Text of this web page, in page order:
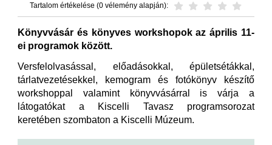
Tartalom értékelése (0 vélemény alapján):
Könyvvásár és könyves workshopok az április 11-
ei programok között.
Versfelolvasással, előadásokkal, épületsétákkal,
tárlatvezetésekkel, kemogram és fotókönyv készítő
workshoppal valamint könyvvásárral is várja a
látogatókat a Kiscelli Tavasz programsorozat
keretében szombaton a Kiscelli Múzeum.